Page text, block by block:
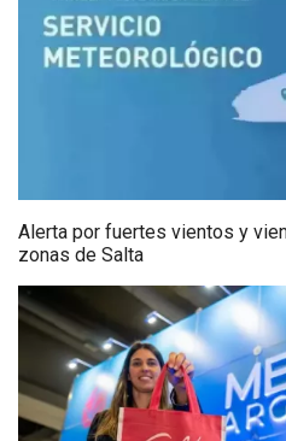
Alerta por fuertes vientos y
zonas de Salta